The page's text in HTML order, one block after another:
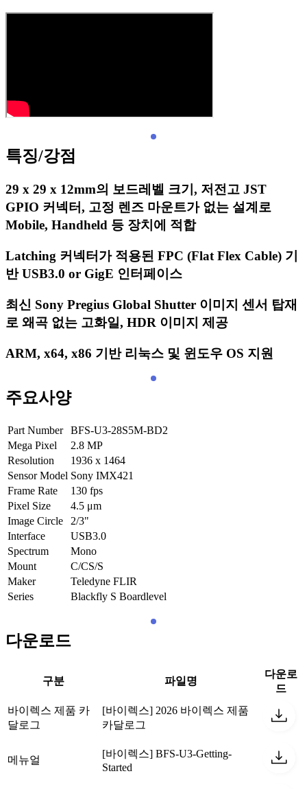
특징/강점
29 x 29 x 12mm의 보드레벨 크기, 저전고 JST
GPIO 커넥터, 고정 렌즈 마운트가 없는 설계로
Mobile, Handheld 등 장치에 적합
Latching 커넥터가 적용된 FPC (Flat Flex Cable) 기
반 USB3.0 or GigE 인터페이스
최신 Sony Pregius Global Shutter 이미지 센서 탑재
로 왜곡 없는 고화일, HDR 이미지 제공
ARM, x64, x86 기반 리눅스 및 윈도우 OS 지원
주요사양
Part Number
BFS-U3-28S5M-BD2
Mega Pixel
2.8 MP
Resolution
1936 x 1464
Sensor Model Sony IMX421
Frame Rate
130 fps
Pixel Size
4.5 μm
Image Circle
2/3"
Interface
USB3.0
Spectrum
Mono
Mount
C/CS/S
Maker
Teledyne FLIR
Series
Blackfly S Boardlevel
다운로드
구분 파일명
다운로
드
바이렉스 제품 카
달로그
[바이렉스] 2026 바이렉스 제품
카달로그
메뉴얼
[바이렉스] BFS-U3-Getting-
Started